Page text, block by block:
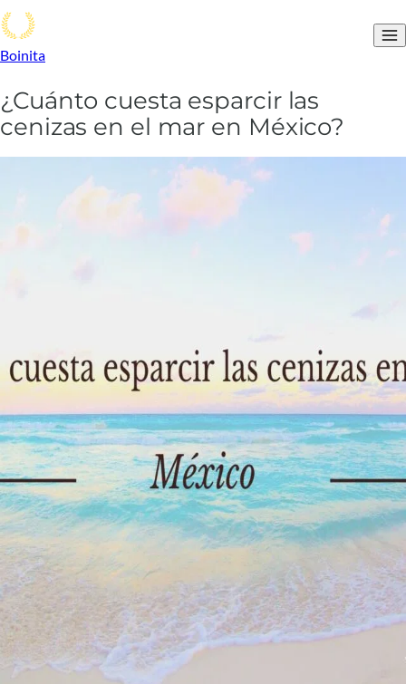
Boinita
¿Cuánto cuesta esparcir las
cenizas en el mar en México?